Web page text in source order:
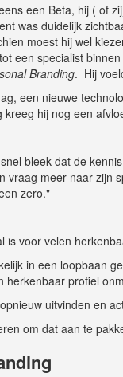
een Beta, hij ( of
was duidelijk
moest hij wel
een specialist
Branding. Hij
een nieuwe
kreeg hij nog een
bleek dat de
vraag meer naar zijn
zero."
is voor velen
in een loopbaan
herkenbaar profiel
uitvinden en
om dat aan te